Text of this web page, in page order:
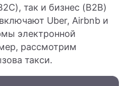
так и бизнес (B2B)
Uber, Airbnb и
электронной
рассмотрим
такси.